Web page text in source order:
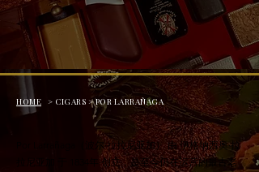
HOME > CIGARS >POR LARRAÑAGA
Por Larrañaga（波尔·拉拉尼亚加） 由 伊格纳西奥·拉
拉尼亚加 于 1834年 创立，是至今仍在运营的最古老